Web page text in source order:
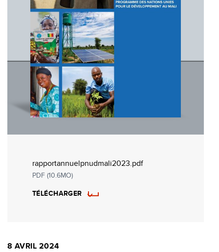
rapportannuelpnudmali2023.pdf
PDF (10.6MO)
TÉLÉCHARGER
8 AVRIL 2024